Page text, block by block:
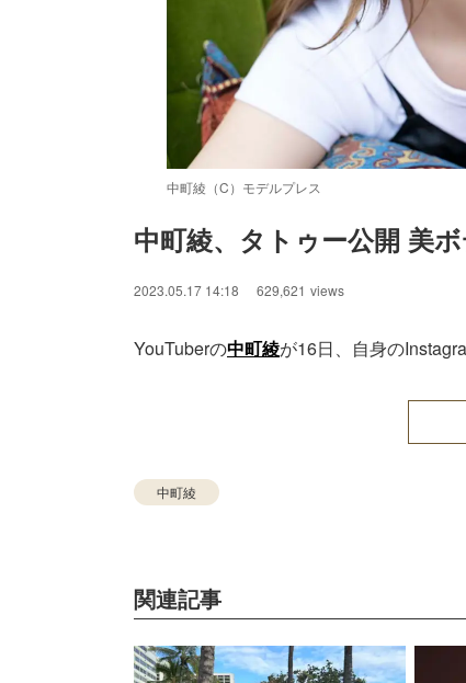
中町綾（C）モデルプレス
中町綾、タトゥー公開 美
2023.05.17 14:18 629,621 views
YouTuberの中町綾が16日、自身の
中町綾
関連記事